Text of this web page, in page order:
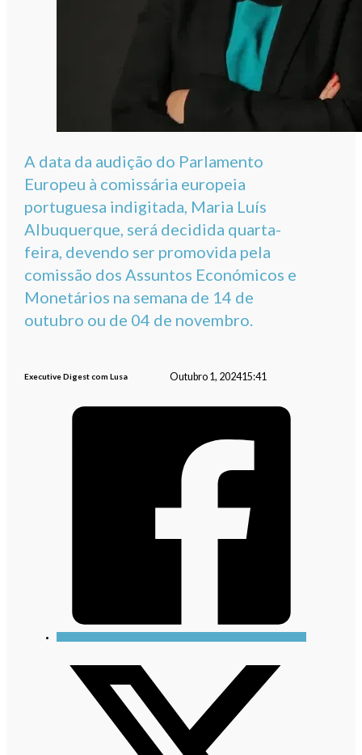
A data da audição do Parlamento
Europeu à comissária europeia
portuguesa indigitada, Maria Luís
Albuquerque, será decidida quarta-
feira, devendo ser promovida pela
comissão dos Assuntos Económicos e
Monetários na semana de 14 de
outubro ou de 04 de novembro.
Executive Digest com Lusa Outubro 1, 202415:41